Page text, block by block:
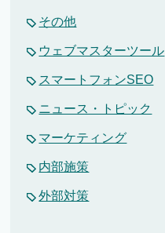
その他
ウェブマスターツール
スマートフォンSEO
ニュース・トピック
マーケティング
内部施策
外部対策